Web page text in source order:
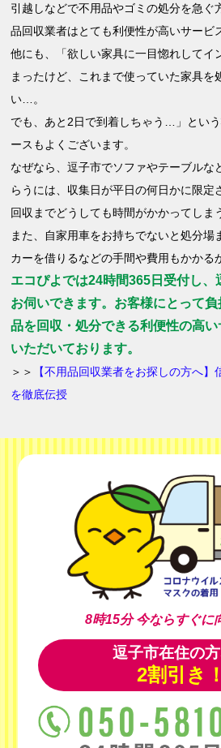
引越しなどで不用品やゴミの処分を急ぐ
品回収業者はとても利便性が高いサービ
他にも、「欲しい家具に一目惚れしてイ
まったけど、これまで使っていた家具を
い…。
でも、あと2日で到着しちゃう…」とい
ースもよくございます。
なぜなら、逗子市でソファやテーブルな
らうには、収集日が平日の何日かに限定
回収までどうしても時間がかかってしま
また、自家用車をお持ちでないと処分場
カーを借りるなどの手間や費用もかかる
エコぴよでは24時間365日受付し
お伺いできます。お客様にとって
品を回収・処分できる利便性の高
いただいております。
＞＞
【不用品回収業者をお探しの方へ
を徹底伝授
8時15分今ならすぐに
逗子市在住の
2割引き！